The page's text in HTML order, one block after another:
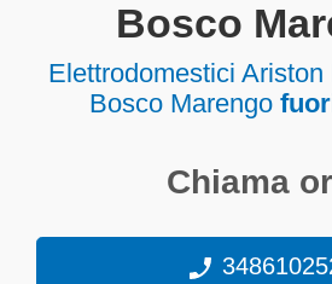
Bosco
Elettrodomestici Ariston
Bosco Marengo
Chiama